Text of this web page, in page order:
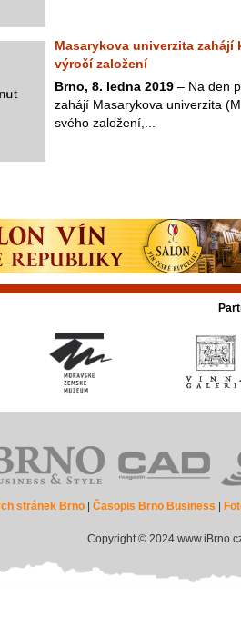
Masarykova univerzita zahájí
výročí založení
Brno, 8. ledna 2019 – Na den
zahájí Masarykova univerzita
svého založení,...
stránek Brno |Časopis Brno Business
Copyright © 2024